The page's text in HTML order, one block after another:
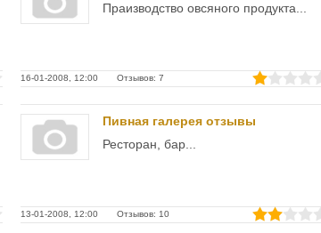
Праизводство овсяного продукта...
16-01-2008, 12:00 Отзывов: 7
Пивная галерея отзывы
Ресторан, бар...
13-01-2008, 12:00 Отзывов: 10